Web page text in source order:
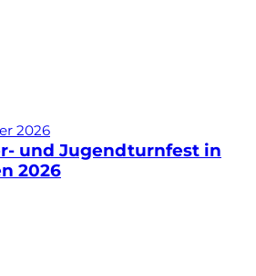
2026
und Jugendturnfest in
2026